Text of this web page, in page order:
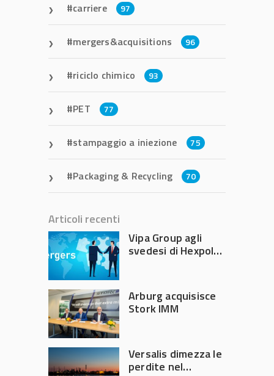
carriere 97
mergers&acquisitions 96
riciclo chimico 93
PET 77
stampaggio a iniezione 75
Packaging & Recycling 70
Articoli recenti
Vipa Group agli
svedesi di Hexpol
Arburg acquisisce
Stork IMM
Versalis dimezza le
perdite nel